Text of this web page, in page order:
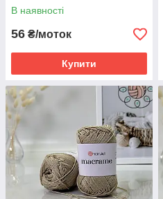
В наявності
56 ₴/моток
Купити